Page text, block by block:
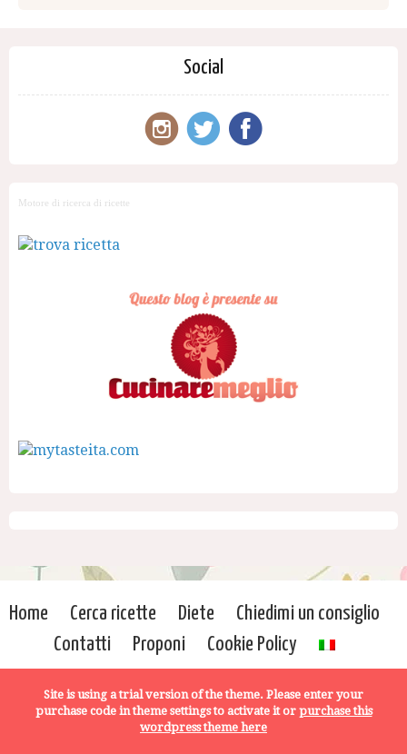
Social
Motore di ricerca di ricette
Home Cerca ricette Diete
Chiedimi un consiglio
Contatti
Proponi Cookie Policy
© 2017 | Di proprietà di Irene Milito
Site is using a trial version of the theme. Please enter your
purchase code in theme settings to activate it or purchase this
wordpress theme here